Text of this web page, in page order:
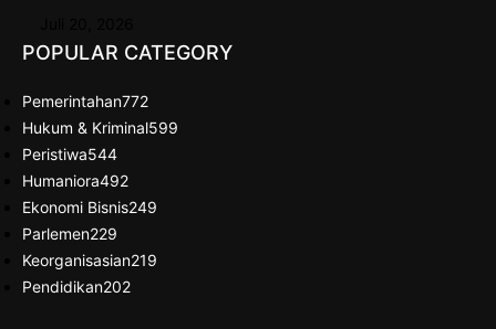
POPULAR CATEGORY
Pemerintahan772
Hukum & Kriminal599
Peristiwa544
Humaniora492
Ekonomi Bisnis249
Parlemen229
Keorganisasian219
Pendidikan202